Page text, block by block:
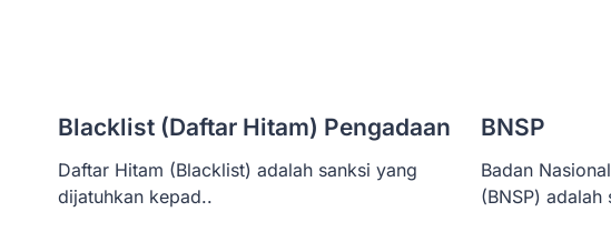
Blacklist (Daftar Hitam) Pengadaan
Daftar Hitam (Blacklist) adalah sanksi yang
dijatuhkan kepad..
BNSP
Badan
(BNSP) adalah